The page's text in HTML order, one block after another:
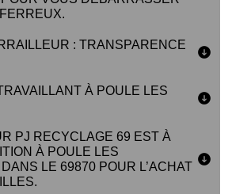
: TRANSPARENCE
À POULE LES
PJ RECYCLAGE 69 EST À
À POULE LES
LE 69870 POUR L’ACHAT